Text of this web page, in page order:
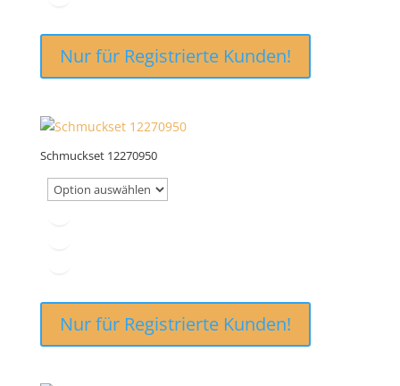
Nur für Registrierte Kunden!
Schmuckset 12270950
Nur für Registrierte Kunden!